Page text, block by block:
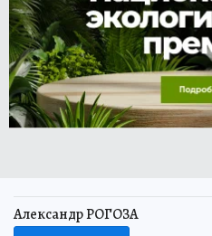
Александр РОГОЗА